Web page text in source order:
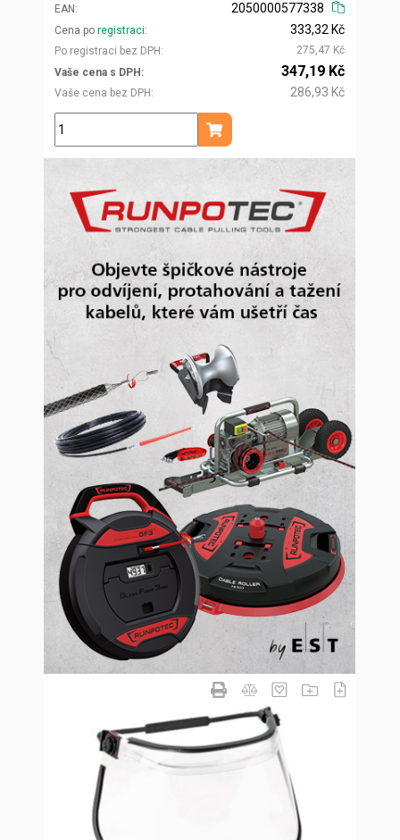
EAN
2050000577338
Cena po registraci
Po registraci bez DPH
333,32 Kč
275,47 Kč
Vaše cena s DPH
Vaše cena bez DPH
347,19 Kč
286,93 Kč
ks
Přidat do košíku